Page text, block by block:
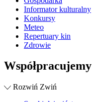
Informator kulturalny
Konkursy
Meteo
Repertuary kin
Zdrowie
Współpracujemy
Rozwiń Zwiń